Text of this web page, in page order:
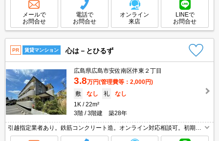
ン付き。セブンイレブンへ490m。ドラッグストアへ510m。
メールで
お問合せ
電話で
お問合せ
オンライン
来店
LINEで
お問合せ
PR 賃貸マンション 心は－とひるず
広島県広島市安佐南区伴東２丁目
3.8万円(管理費等：2,000円)
敷
なし 礼
なし
1K
22m²
3階
3階建 築28年
引越指定業者あり。鉄筋コンクリート造。オンライン対応相談可。初期費
用・家賃カード払い可。室内に洗濯機置場あり。最寄り駅まで徒歩3